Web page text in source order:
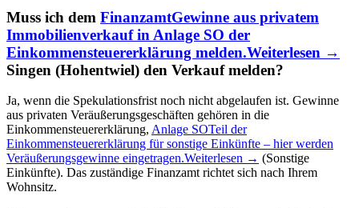
Muss ich dem FinanzamtGewinne aus privatem
Immobilienverkauf in Anlage SO der
Einkommensteuererklärung melden.Weiterlesen →
Singen (Hohentwiel) den Verkauf melden?
Ja, wenn die Spekulationsfrist noch nicht abgelaufen ist. Gewinne
aus privaten Veräußerungsgeschäften gehören in die
Einkommensteuererklärung, Anlage SOTeil der
Einkommensteuererklärung für sonstige Einkünfte – hier werden
Veräußerungsgewinne eingetragen.Weiterlesen → (Sonstige
Einkünfte). Das zuständige Finanzamt richtet sich nach Ihrem
Wohnsitz.